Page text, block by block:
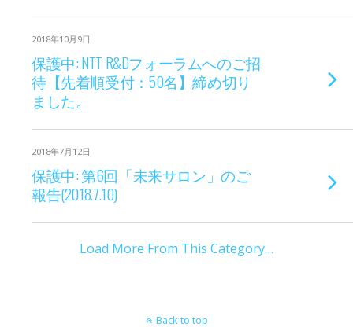
2018年10月9日
保護中: NTT R&Dフォーラムへのご招
待【先着順受付：50名】締め切り
ました。
2018年7月12日
保護中: 第6回「未来サロン」のご
報告(2018.7.10)
Load More From This Category…
Back to top